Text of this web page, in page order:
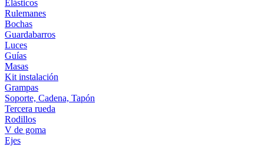
Elásticos
Rulemanes
Bochas
Guardabarros
Luces
Guías
Masas
Kit instalación
Grampas
Soporte, Cadena, Tapón
Tercera rueda
Rodillos
V de goma
Ejes